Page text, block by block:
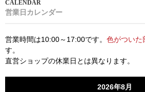
営業日カレンダー
営業時間は10:00～17:00です。 色がついた
す。
直営ショップの休業日とは異なります。
2026年8月